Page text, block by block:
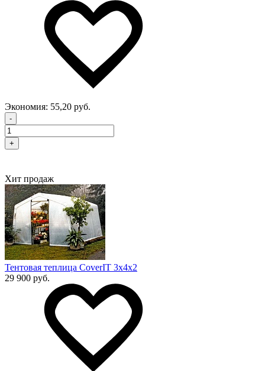
Экономия: 55,20 руб.
-
+
Хит продаж
Тентовая теплица CoverIT 3х4х2
29 900 руб.